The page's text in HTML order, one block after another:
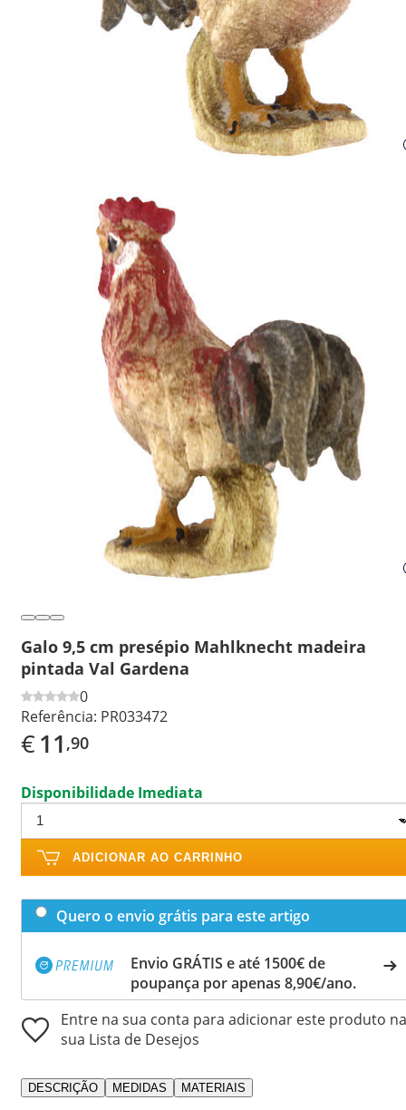
Galo 9,5 cm presépio Mahlknecht madeira
pintada Val Gardena
0
Referência: PR033472
€11 ,90
Disponibilidade Imediata
ADICIONAR AO CARRINHO
Quero o envio grátis para este artigo
Envio GRÁTIS e até 1500€ de
poupança por apenas 8,90€/ano.
Entre na sua conta para adicionar este produto na
sua Lista de Desejos
DESCRIÇÃO MEDIDAS MATERIAIS